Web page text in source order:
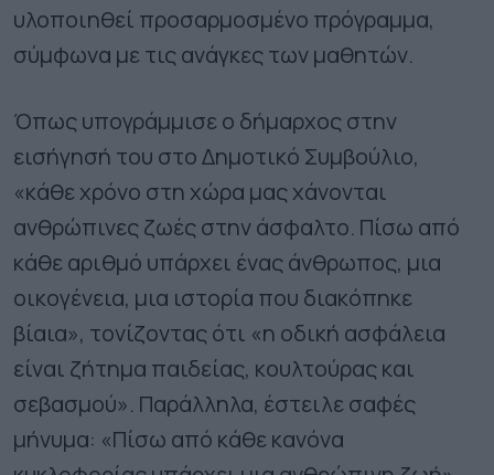
υλοποιηθεί προσαρμοσμένο πρόγραμμα,
σύμφωνα με τις ανάγκες των μαθητών.
Όπως υπογράμμισε ο δήμαρχος στην
εισήγησή του στο Δημοτικό Συμβούλιο,
«κάθε χρόνο στη χώρα μας χάνονται
ανθρώπινες ζωές στην άσφαλτο. Πίσω από
κάθε αριθμό υπάρχει ένας άνθρωπος, μια
οικογένεια, μια ιστορία που διακόπηκε
βίαια», τονίζοντας ότι «η οδική ασφάλεια
είναι ζήτημα παιδείας, κουλτούρας και
σεβασμού». Παράλληλα, έστειλε σαφές
μήνυμα: «Πίσω από κάθε κανόνα